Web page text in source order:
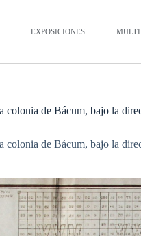
EXPOSICIONES
colonia de Bácum, bajo la
colonia de Bácum, bajo la